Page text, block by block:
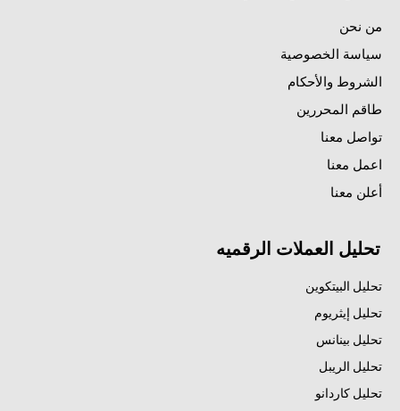
من نحن
سياسة الخصوصية
الشروط والأحكام
طاقم المحررين
تواصل معنا
اعمل معنا
أعلن معنا
تحليل العملات الرقميه
تحليل البيتكوين
تحليل إيثريوم
تحليل بينانس
تحليل الريبل
تحليل كاردانو